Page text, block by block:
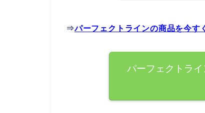
⇒パーフェクトラインの商品を今す
パーフェクトラ